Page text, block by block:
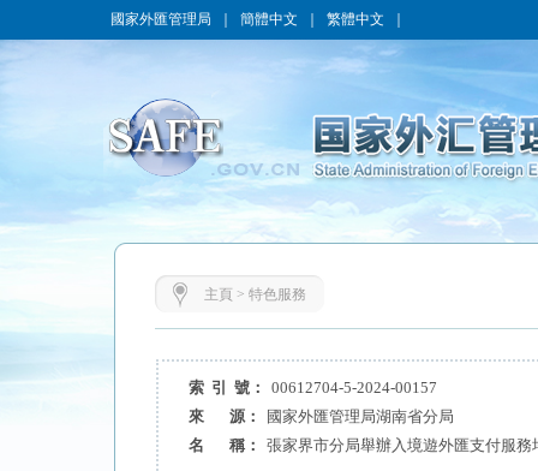
國家外匯管理局 簡體中文 繁體中文
主頁 > 特色服務
索 引 號：
00612704-5-2024-00157
來 源：
國家外匯管理局湖南省分局
名 稱：
張家界市分局舉辦入境遊外匯支付服務